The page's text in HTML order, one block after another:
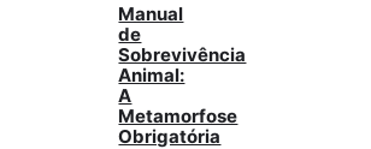
Manual
de
Sobrevivência
Animal:
A
Metamorfose
Obrigatória